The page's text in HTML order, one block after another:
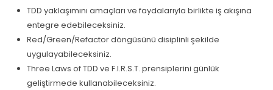
TDD yaklaşımını amaçları ve faydalarıyla birlikte iş akışına
entegre edebileceksiniz.
Red/Green/Refactor döngüsünü disiplinli şekilde
uygulayabileceksiniz.
Three Laws of TDD ve F.I.R.S.T. prensiplerini günlük
geliştirmede kullanabileceksiniz.